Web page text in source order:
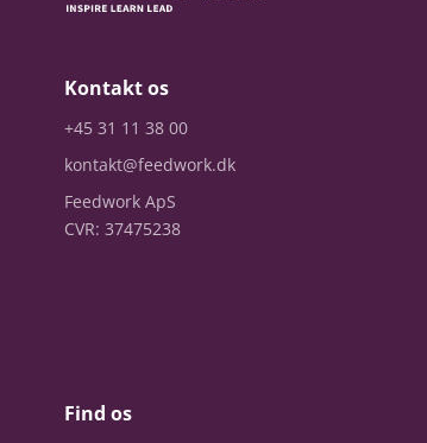
Kontakt os
+45 31 11 38 00
kontakt@feedwork.dk
Feedwork ApS
CVR: 37475238
Find os